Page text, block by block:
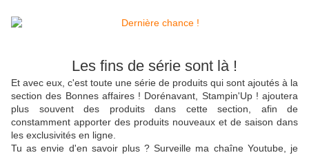
Les fins de série sont là !
Et avec eux, c'est toute une série de produits qui sont ajoutés à la
section des Bonnes affaires ! Dorénavant, Stampin'Up ! ajoutera
plus souvent des produits dans cette section, afin de
constamment apporter des produits nouveaux et de saison dans
les exclusivités en ligne.
Tu as envie d'en savoir plus ? Surveille ma chaîne Youtube, je